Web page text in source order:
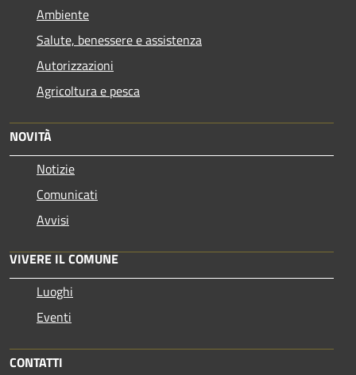
Ambiente
Salute, benessere e assistenza
Autorizzazioni
Agricoltura e pesca
NOVITÀ
Notizie
Comunicati
Avvisi
VIVERE IL COMUNE
Luoghi
Eventi
CONTATTI